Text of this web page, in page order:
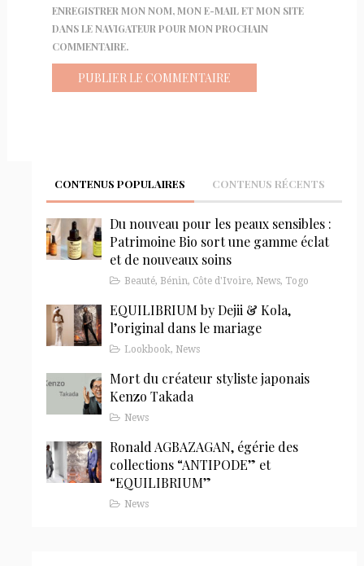
ENREGISTRER MON NOM, MON E-MAIL ET MON SITE
DANS LE NAVIGATEUR POUR MON PROCHAIN
COMMENTAIRE.
CONTENUS POPULAIRES CONTENUS RÉCENTS
Du nouveau pour les peaux sensibles :
Patrimoine Bio sort une gamme éclat
et de nouveaux soins
Beauté, Bénin, Côte d'Ivoire, News, Togo
EQUILIBRIUM by Dejii & Kola,
l’original dans le mariage
Lookbook, News
Mort du créateur styliste japonais
Kenzo Takada
News
Ronald AGBAZAGAN, égérie des
collections “ANTIPODE” et
“EQUILIBRIUM”
News